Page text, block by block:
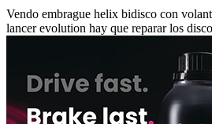
lancer evolution hay que reparar los discos